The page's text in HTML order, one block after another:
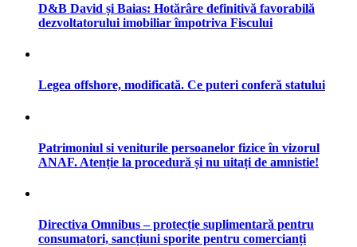
D&B David și Baias: Hotărâre definitivă favorabilă
dezvoltatorului imobiliar împotriva Fiscului
Legea offshore, modificată. Ce puteri conferă statului
Patrimoniul si veniturile persoanelor fizice în vizorul
ANAF. Atenție la procedură și nu uitați de amnistie!
Directiva Omnibus – protecție suplimentară pentru
consumatori, sancțiuni sporite pentru comercianți